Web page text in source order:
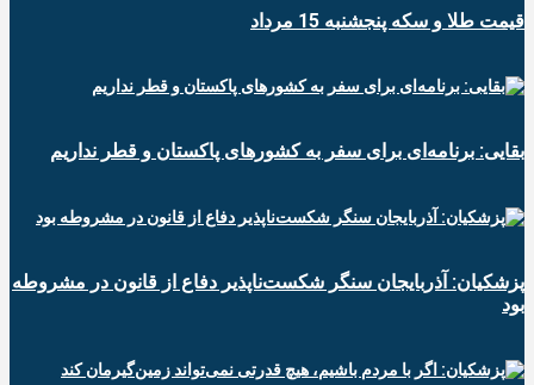
قیمت طلا و سکه پنجشنبه 15 مرداد
بقایی: برنامه‌ای برای سفر به کشورهای پاکستان و قطر نداریم
پزشکیان: آذربایجان سنگر شکست‌ناپذیر دفاع از قانون در مشروطه
بود